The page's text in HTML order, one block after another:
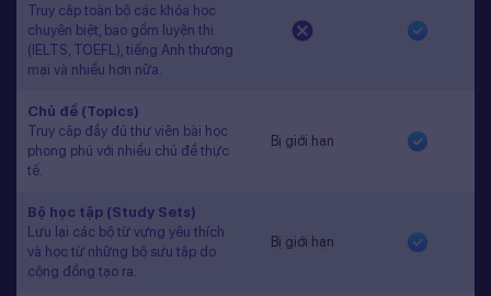
Truy cập toàn bộ các khóa học
chuyên biệt, bao gồm luyện thi
(IELTS, TOEFL), tiếng Anh thương
mại và nhiều hơn nữa.
Chủ đề (Topics)
Truy cập đầy đủ thư viện bài học
phong phú với nhiều chủ đề thực
tế.
Bị giới hạn
Bộ học tập (Study Sets)
Lưu lại các bộ từ vựng yêu thích
và học từ những bộ sưu tập do
cộng đồng tạo ra.
Bị giới hạn